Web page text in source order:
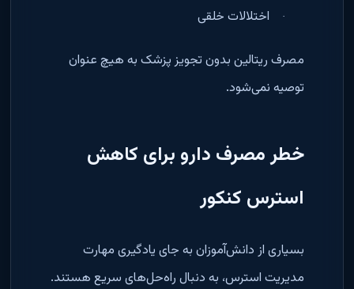
· اختلالات خلقی
مصرف ریتالین بدون تجویز پزشک به هیچ عنوان
توصیه نمی‌شود.
خطر مصرف دارو برای کاهش
استرس کنکور
بسیاری از دانش‌آموزان به جای یادگیری مهارت
مدیریت استرس، به دنبال راه‌حل‌های سریع هستند.